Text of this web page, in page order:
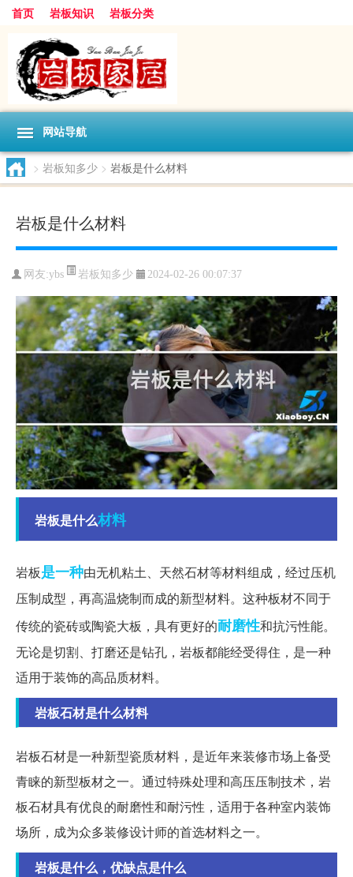
首页 岩板知识 岩板分类
网站导航
> 岩板知多少 > 岩板是什么材料
岩板是什么材料
网友:ybs 岩板知多少 2024-02-26 00:07:37
岩板是什么材料
岩板是一种由无机粘土、天然石材等材料组成，经过压机
压制成型，再高温烧制而成的新型材料。这种板材不同于
传统的瓷砖或陶瓷大板，具有更好的耐磨性和抗污性能。
无论是切割、打磨还是钻孔，岩板都能经受得住，是一种
适用于装饰的高品质材料。
岩板石材是什么材料
岩板石材是一种新型瓷质材料，是近年来装修市场上备受
青睐的新型板材之一。通过特殊处理和高压压制技术，岩
板石材具有优良的耐磨性和耐污性，适用于各种室内装饰
场所，成为众多装修设计师的首选材料之一。
岩板是什么，优缺点是什么